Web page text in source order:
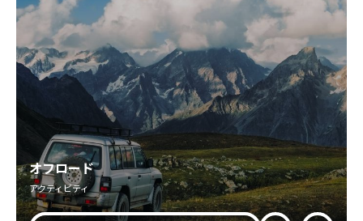
オフロード
アクティビティ